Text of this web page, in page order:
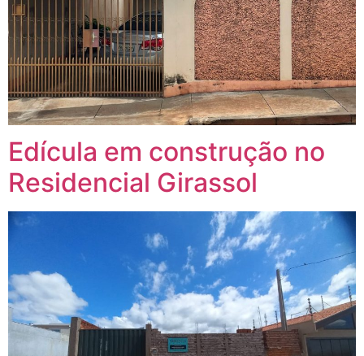
Edícula em construção no
Residencial Girassol